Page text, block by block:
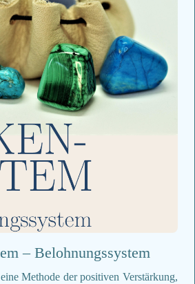
– Belohnungssystem
Methode der positiven Verstärkung,